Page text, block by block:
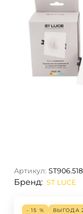
Артикул:
Бренд: ST LUCE
- 15 % ВЫГОДА